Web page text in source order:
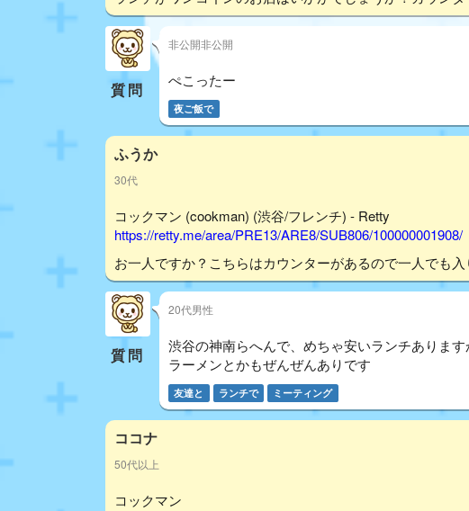
質問
非公開非公開
ぺこったー
夜ご飯で
ふうか
30代
コックマン (cookman) (渋谷/フレンチ) - Retty
https://retty.me/area/PRE13/ARE8/SUB806/100000001908/
お一人ですか？こちらはカウンターがあるので一人でも入
質問
20代男性
渋谷の神南らへんで、めちゃ安いランチあります
ラーメンとかもぜんぜんありです
友達と ランチで ミーティング
ココナ
50代以上
コックマン